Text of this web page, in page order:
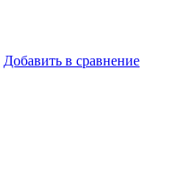
Добавить в сравнение